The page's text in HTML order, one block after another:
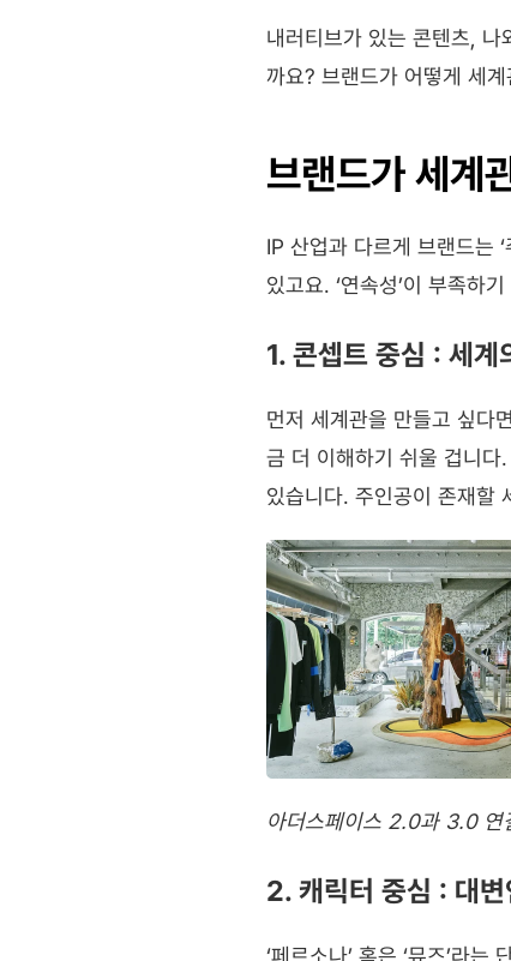
내러티브가 있는 콘텐츠,
까요? 브랜드가 어떻게 세
브랜드가 세계
IP 산업과 다르게 브랜드는
있고요. ‘연속성’이 부족하
1. 콘셉트 중심 : 세계
먼저 세계관을 만들고 싶다
금 더 이해하기 쉬울 겁니다.
있습니다. 주인공이 존재할
아더스페이스 2.0과 3.0 연
2. 캐릭터 중심 : 대
‘페르소나’ 혹은 ‘뮤즈’라